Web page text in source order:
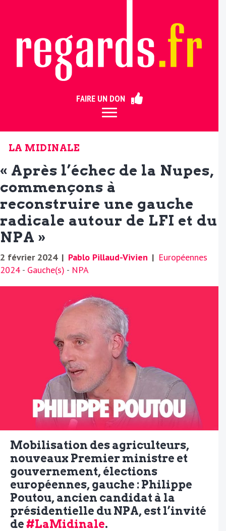
FAIRE UN DON
LA MIDINALE
« Après l’échec de la Nupes,
commençons à
reconstruire une gauche
radicale autour de LFI et du
NPA »
2 février 2024 | Pablo Pillaud-Vivien | Européennes
2024 - Gauche(s) - NPA
Mobilisation des agriculteurs,
nouveaux Premier ministre et
gouvernement, élections
européennes, gauche : Philippe
Poutou, ancien candidat à la
présidentielle du NPA, est l’invité
de#LaMidinale.